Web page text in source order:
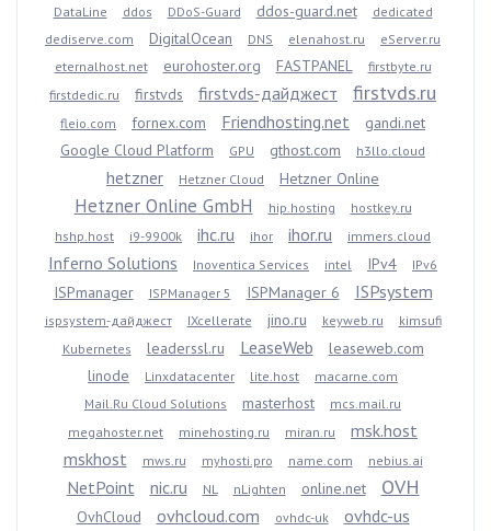
DataLine ddos DDoS-Guard ddos-guard.net
dedicated
dediserve.com
DigitalOcean DNS elenahost.ru
eServer.ru
eternalhost.net
eurohoster.org FASTPANEL
firstbyte.ru
firstdedic.ru
firstvds firstvds-дайджест firstvds.ru
fleio.com fornex.com Friendhosting.net
gandi.net
Google Cloud Platform
GPU gthost.com h3llo.cloud
hetzner Hetzner Cloud Hetzner Online
Hetzner Online GmbH hip.hosting
hostkey.ru
hshp.host
i9-9900k ihc.ru ihor ihor.ru immers.cloud
Inferno Solutions Inoventica Services intel IPv4 IPv6
ISPmanager ISPManager 5 ISPManager 6 ISPsystem
ispsystem-дайджест IXcellerate jino.ru keyweb.ru
kimsufi
Kubernetes
leaderssl.ru LeaseWeb
leaseweb.com
linode
Linxdatacenter lite.host
macarne.com
Mail.Ru Cloud Solutions
masterhost
mcs.mail.ru
megahoster.net
minehosting.ru miran.ru
msk.host
mskhost
mws.ru myhosti.pro name.com nebius.ai
NetPoint nic.ru NL nLighten online.net OVH
OvhCloud ovhcloud.com ovhdc-uk ovhdc-us